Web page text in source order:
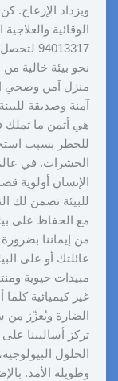
ويزداد الإزعاج.
الوقائية
نحو بيئة خالية
منزل آمن وصحي
آمنة وصديقة
هي أثمن ما تملك
للخطر بسبب
الحشرات. في
الإنسان أولوية
للبيئة تضمن لك
مع الحفاظ على
من إيماننا
عائلتك أو على
مبيدات حيوية
غير كيميائية
الضارة ويُعزّز
تركز أساليبنا
الحلول
وطويلة الأمد.